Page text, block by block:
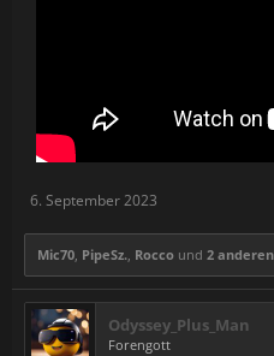
6. September 2023
Mic70, PipeSz., Rocco und 2 anderen
Odyssey_Plus_Man
Forengott